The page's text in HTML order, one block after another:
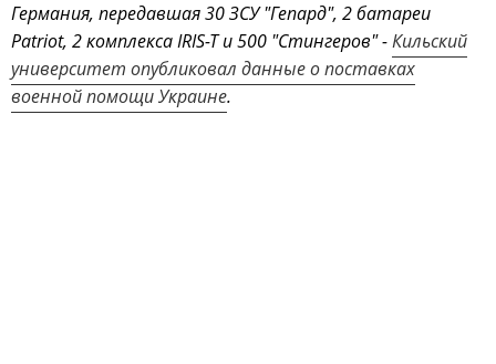
Германия, передавшая 30 ЗСУ "Гепард", 2 батареи
Patriot, 2 комплекса IRIS-T и 500 "Стингеров" -Кильский
университет опубликовал данные о поставках
военной помощи Украине.